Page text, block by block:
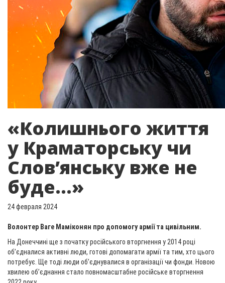
«Колишнього життя
у Краматорську чи
Слов’янську вже не
буде...»
24 февраля 2024
Волонтер Ваге Маміконян про допомогу армії та цивільним.
На Донеччині ще з початку російського вторгнення у 2014 році
об’єдналися активні люди, готові допомагати армії та тим, хто цього
потребує. Ще тоді люди об’єднувалися в організації чи фонди. Новою
хвилею об’єднання стало повномасштабне російське вторгнення